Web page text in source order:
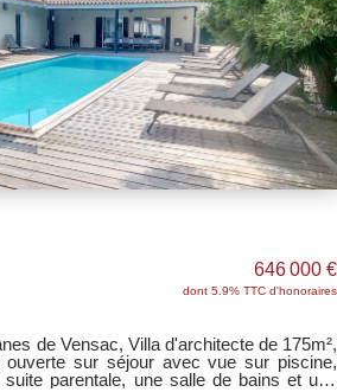
646 000 €
dont 5.9% TTC d'honoraires
de Vensac, Villa d'architecte de 175m²,
ouverte sur séjour avec vue sur piscine,
parentale, une salle de bains et une